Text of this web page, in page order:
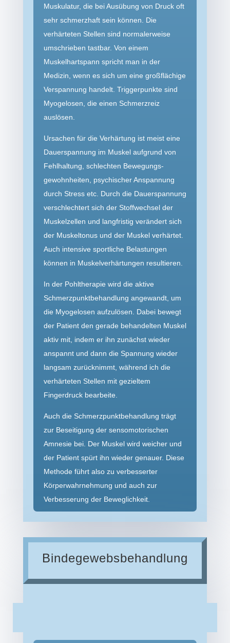
Muskulatur, die bei Ausübung von Druck oft
sehr schmerzhaft sein können. Die
verhärteten Stellen sind normalerweise
umschrieben tastbar. Von einem
Muskelhart­spann spricht man in der
Medizin, wenn es sich um eine großflächige
Verspannung handelt. Triggerpunkte sind
Myogelosen, die einen Schmerzreiz
auslösen.
Ursachen für die Verhärtung ist meist eine
Dauer­spannung im Muskel aufgrund von
Fehlhaltung, schlechten Bewegungs­
gewohnheiten, psychischer Anspannung
durch Stress etc. Durch die Dauerspannung
verschlechtert sich der Stoffwechsel der
Muskelzellen und langfristig verändert sich
der Muskeltonus und der Muskel verhärtet.
Auch intensive sportliche Belastungen
können in Muskelverhärtungen resultieren.
In der Pohltherapie wird die aktive
Schmerzpunkt­behandlung angewandt, um
die Myogelosen aufzulösen. Dabei bewegt
der Patient den gerade behandelten Muskel
aktiv mit, indem er ihn zunächst wieder
anspannt und dann die Spannung wieder
langsam zurücknimmt, während ich die
verhärteten Stellen mit gezieltem
Fingerdruck bearbeite.
Auch die Schmerzpunkt­behandlung trägt
zur Beseitigung der senso­motorischen
Amnesie bei. Der Muskel wird weicher und
der Patient spürt ihn wieder genauer. Diese
Methode führt also zu verbesserter
Körperwahr­nehmung und auch zur
Verbesserung der Beweglichkeit.
Bindegewebs­­behandlung